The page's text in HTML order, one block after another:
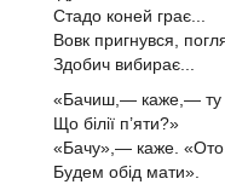
Стадо коней грає...
Вовк пригнувся,
Здобич вибирає...
«Бачиш,— каже,—
Що білії п’яти?»
«Бачу»,— каже. «Ото
Будем обід мати».